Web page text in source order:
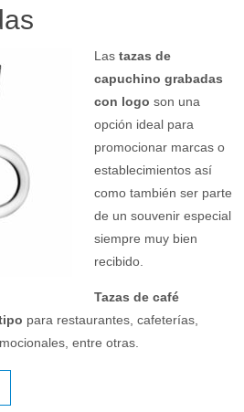
Las tazas de
capuchino grabadas
con logo son una
opción ideal para
promocionar marcas o
establecimientos así
como también ser parte
de un souvenir especial
siempre muy bien
recibido.
Tazas de café
para restaurantes, cafeterías,
entre otras.